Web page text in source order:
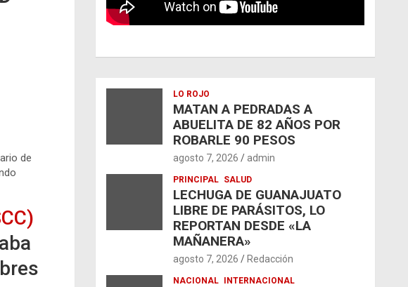
de
LO ROJO
MATAN A PEDRADAS A
ABUELITA DE 82 AÑOS POR
ROBARLE 90 PESOS
agosto 7, 2026 admin
PRINCIPAL SALUD
LECHUGA DE GUANAJUATO
LIBRE DE PARÁSITOS, LO
REPORTAN DESDE «LA
MAÑANERA»
agosto 7, 2026 Redacción
NACIONAL INTERNACIONAL